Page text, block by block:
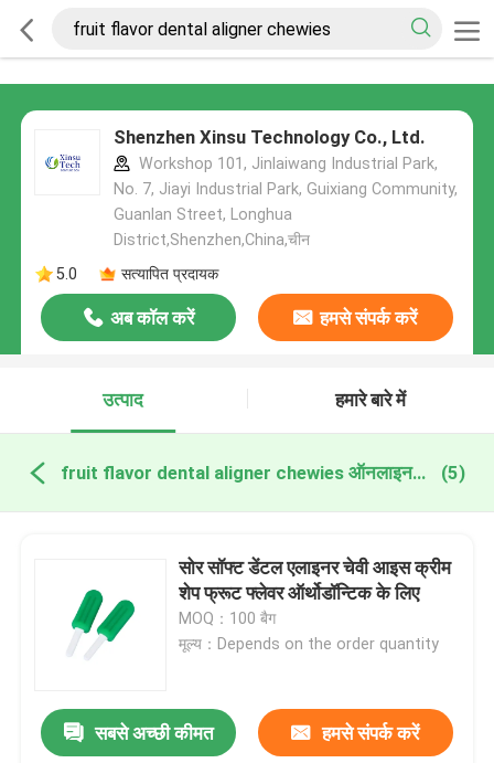
Shenzhen Xinsu Technology Co., Ltd.
Workshop 101, Jinlaiwang Industrial Park,
No. 7, Jiayi Industrial Park, Guixiang Community,
Guanlan Street, Longhua
District,Shenzhen,China,चीन
5.0
सत्यापित प्रदायक
अब कॉल करें हमसे संपर्क करें
उत्पाद हमारे बारे में
fruit flavor dental aligner chewies ऑनलाइन निर्माण (5)
सोर सॉफ्ट डेंटल एलाइनर चेवी आइस क्रीम
शेप फ्रूट फ्लेवर ऑर्थोडॉन्टिक के लिए
MOQ：100 बैग
मूल्य：Depends on the order quantity
सबसे अच्छी कीमत हमसे संपर्क करें